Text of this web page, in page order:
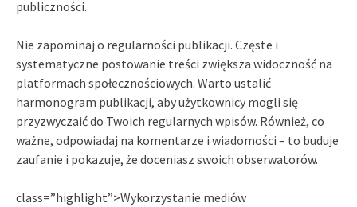
publiczności.
Nie zapominaj o regularności publikacji. Częste i
systematyczne postowanie treści zwiększa widoczność na
platformach społecznościowych. Warto ustalić
harmonogram publikacji, aby użytkownicy mogli się
przyzwyczaić do Twoich regularnych wpisów. Również, co
ważne, odpowiadaj na komentarze i wiadomości – to buduje
zaufanie i pokazuje, że doceniasz swoich obserwatorów.
class=”highlight”>Wykorzystanie mediów